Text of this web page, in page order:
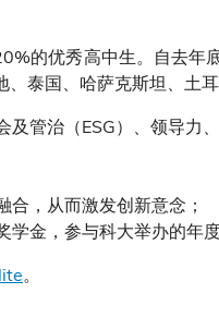
的优秀高中生。自去年
泰国、哈萨克斯坦、土
管治（ESG）、领导力
，从而激发创新意念；
金，参与科大举办的年
。